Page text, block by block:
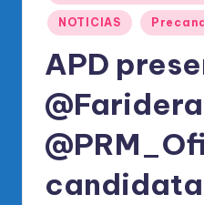
el
R
M
NOTICIAS
APD